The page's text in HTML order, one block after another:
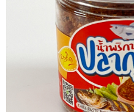
บัญชีผู้ใช้
ติดต่อเรา
ขั้นตอนการสั่งซื้อ
แจ้งชำระเงิน